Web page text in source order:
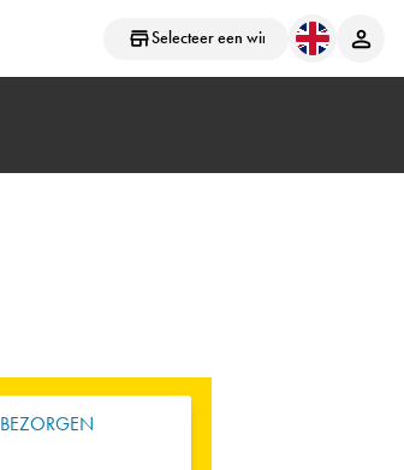
Selecteer een winkel
BEZORGEN